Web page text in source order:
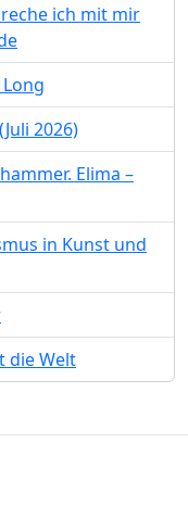
ich mit mir
2026)
Elima –
in Kunst und
die Welt